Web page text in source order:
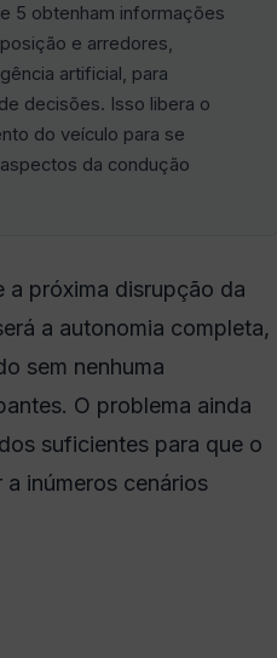
5 obtenham informações
e arredores,
artificial, para
decisões. Isso libera o
do veículo para se
da condução
a próxima disrupção da
a autonomia completa,
sem nenhuma
O problema ainda
suficientes para que o
inúmeros cenários